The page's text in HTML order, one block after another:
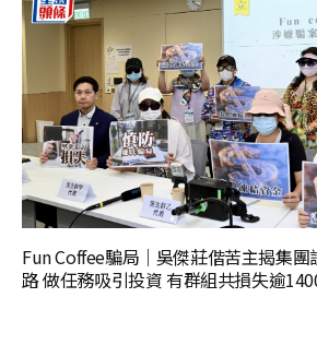
Fun Coffee騙局｜吳傑莊偕苦主揭集
路 做任務吸引投資 有群組共損失逾